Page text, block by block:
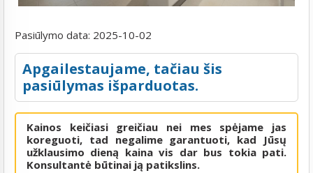
Pasiūlymo data: 2025-10-02
Apgailestaujame, tačiau šis
pasiūlymas išparduotas.
Kainos keičiasi greičiau nei mes spėjame jas
koreguoti, tad negalime garantuoti, kad Jūsų
užklausimo dieną kaina vis dar bus tokia pati.
Konsultantė būtinai ją patikslins.